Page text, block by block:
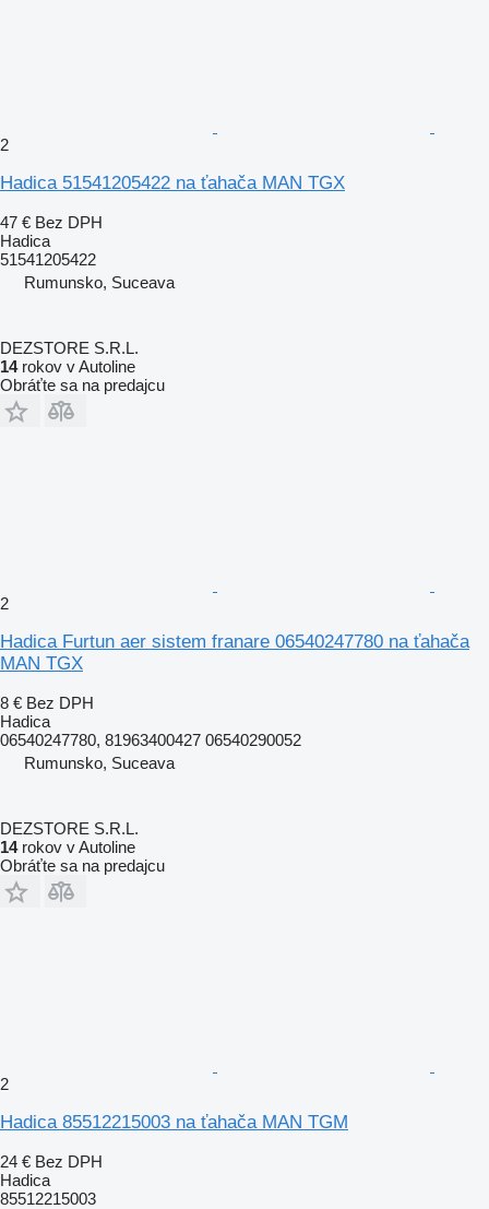
2
Hadica 51541205422 na ťahača MAN TGX
47 € Bez DPH
Hadica
51541205422
Rumunsko, Suceava
DEZSTORE S.R.L.
14rokov v Autoline
Obráťte sa na predajcu
2
Hadica Furtun aer sistem franare 06540247780 na ťahača
MAN TGX
8 € Bez DPH
Hadica
06540247780, 81963400427 06540290052
Rumunsko, Suceava
DEZSTORE S.R.L.
14rokov v Autoline
Obráťte sa na predajcu
2
Hadica 85512215003 na ťahača MAN TGM
24 € Bez DPH
Hadica
85512215003